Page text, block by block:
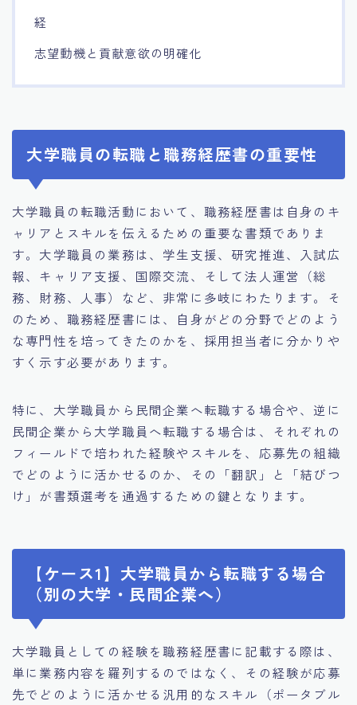
経
志望動機と貢献意欲の明確化
大学職員の転職と職務経歴書の重要性
大学職員の転職活動において、職務経歴書は自身のキ
ャリアとスキルを伝えるための重要な書類でありま
す。大学職員の業務は、学生支援、研究推進、入試広
報、キャリア支援、国際交流、そして法人運営（総
務、財務、人事）など、非常に多岐にわたります。そ
のため、職務経歴書には、自身がどの分野でどのよう
な専門性を培ってきたのかを、採用担当者に分かりや
すく示す必要があります。
特に、大学職員から民間企業へ転職する場合や、逆に
民間企業から大学職員へ転職する場合は、それぞれの
フィールドで培われた経験やスキルを、応募先の組織
でどのように活かせるのか、その「翻訳」と「結びつ
け」が書類選考を通過するための鍵となります。
【ケース1】大学職員から転職する場合
（別の大学・民間企業へ）
大学職員としての経験を職務経歴書に記載する際は、
単に業務内容を羅列するのではなく、その経験が応募
先でどのように活かせる汎用的なスキル（ポータブル